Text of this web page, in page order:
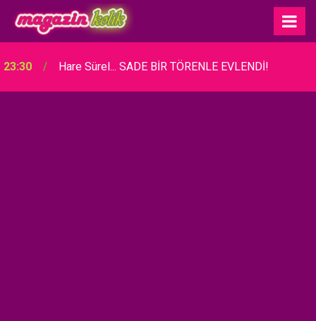
23:30 Hare Sürel... SADE BİR TÖRENLE EVLENDİ!